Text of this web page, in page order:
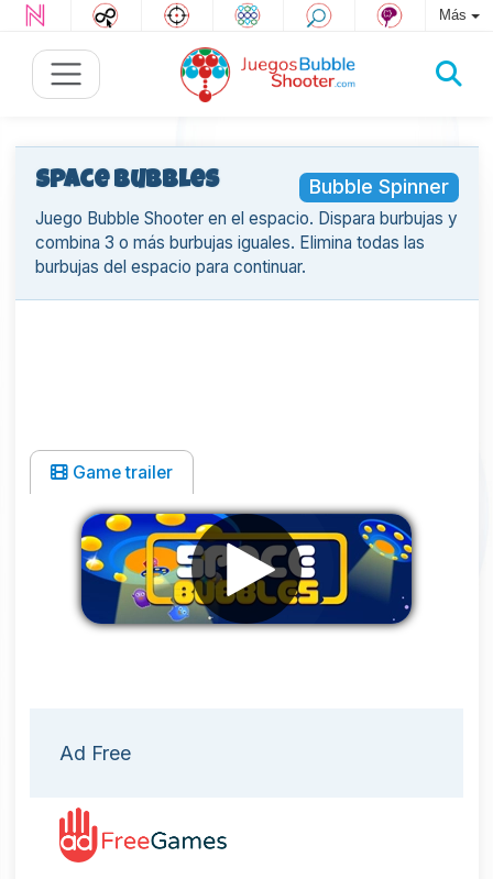
Más
Bubble Spinner
Space Bubbles
Juego Bubble Shooter en el espacio. Dispara burbujas y
combina 3 o más burbujas iguales. Elimina todas las
burbujas del espacio para continuar.
Game trailer
Ad Free